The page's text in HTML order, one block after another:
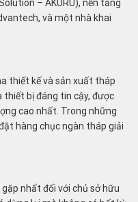
– AKURU), nền tảng
và một nhà khai
thiết kế và sản xuất tháp
thiết bị đáng tin cậy, được
cao nhất. Trong những
hàng chục ngàn tháp giải
nhất đối với chủ sở hữu